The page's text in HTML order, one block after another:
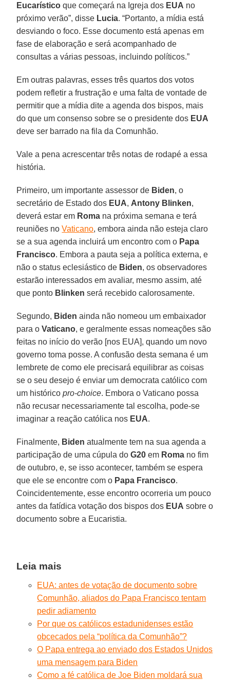
Eucarístico que começará na Igreja dos EUA no
próximo verão”, disse Lucia. “Portanto, a mídia está
desviando o foco. Esse documento está apenas em
fase de elaboração e será acompanhado de
consultas a várias pessoas, incluindo políticos.”
Em outras palavras, esses três quartos dos votos
podem refletir a frustração e uma falta de vontade de
permitir que a mídia dite a agenda dos bispos, mais
do que um consenso sobre se o presidente dos EUA
deve ser barrado na fila da Comunhão.
Vale a pena acrescentar três notas de rodapé a essa
história.
Primeiro, um importante assessor de Biden, o
secretário de Estado dos EUA, Antony Blinken,
deverá estar em Roma na próxima semana e terá
reuniões noVaticano, embora ainda não esteja claro
se a sua agenda incluirá um encontro com o Papa
Francisco. Embora a pauta seja a política externa, e
não o status eclesiástico de Biden, os observadores
estarão interessados em avaliar, mesmo assim, até
que ponto Blinken será recebido calorosamente.
Segundo, Biden ainda não nomeou um embaixador
para oVaticano, e geralmente essas nomeações são
feitas no início do verão [nos EUA], quando um novo
governo toma posse. A confusão desta semana é um
lembrete de como ele precisará equilibrar as coisas
se o seu desejo é enviar um democrata católico com
um históricopro-choice. Embora o Vaticano possa
não recusar necessariamente tal escolha, pode-se
imaginar a reação católica nos EUA.
Finalmente, Biden atualmente tem na sua agenda a
participação de uma cúpula doG20 em Roma no fim
de outubro, e, se isso acontecer, também se espera
que ele se encontre com o Papa Francisco.
Coincidentemente, esse encontro ocorreria um pouco
antes da fatídica votação dos bispos dos EUA sobre o
documento sobre a Eucaristia.
Leia mais
EUA: antes de votação de documento sobre
Comunhão, aliados do Papa Francisco tentam
pedir adiamento
Por que os católicos estadunidenses estão
obcecados pela “política da Comunhão”?
O Papa entrega ao enviado dos Estados Unidos
uma mensagem para Biden
Como a fé católica de Joe Biden moldará sua